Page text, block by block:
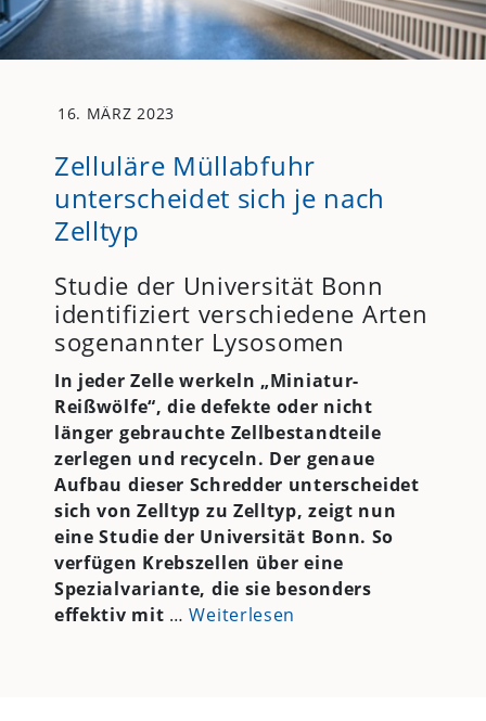
16. MÄRZ 2023
Zelluläre Müllabfuhr
unterscheidet sich je nach
Zelltyp
Studie der Universität Bonn
identifiziert verschiedene Arten
sogenannter Lysosomen
In jeder Zelle werkeln „Miniatur-
Reißwölfe“, die defekte oder nicht
länger gebrauchte Zellbestandteile
zerlegen und recyceln. Der genaue
Aufbau dieser Schredder unterscheidet
sich von Zelltyp zu Zelltyp, zeigt nun
eine Studie der Universität Bonn. So
verfügen Krebszellen über eine
Spezialvariante, die sie besonders
effektiv mit …Weiterlesen